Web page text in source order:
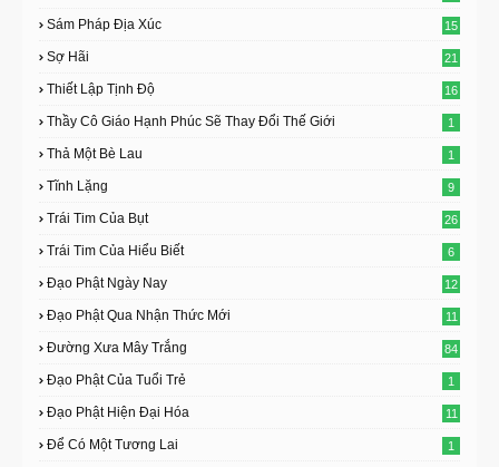
Sám Pháp Địa Xúc 15
Sợ Hãi 21
Thiết Lập Tịnh Độ 16
Thầy Cô Giáo Hạnh Phúc Sẽ Thay Đổi Thế Giới 1
Thả Một Bè Lau 1
Tĩnh Lặng 9
Trái Tim Của Bụt 26
Trái Tim Của Hiểu Biết 6
Đạo Phật Ngày Nay 12
Đạo Phật Qua Nhận Thức Mới 11
Đường Xưa Mây Trắng 84
Đạo Phật Của Tuổi Trẻ 1
Đạo Phật Hiện Đại Hóa 11
Để Có Một Tương Lai 1